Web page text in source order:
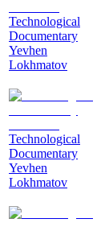
Technological
Documentary
Yevhen
Lokhmatov
Technological
Documentary
Yevhen
Lokhmatov